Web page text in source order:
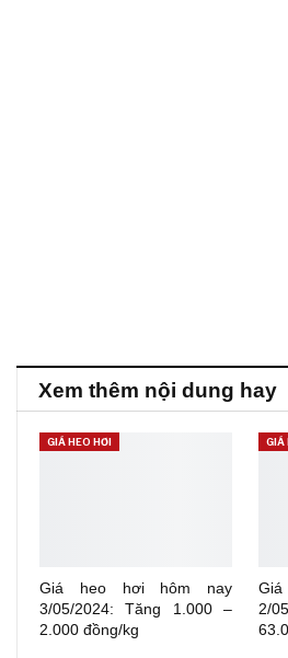
Xem thêm nội dung hay
GIÁ HEO HƠI
Giá heo hơi hôm nay
3/05/2024: Tăng 1.000 –
2.000 đồng/kg
GIÁ
2/